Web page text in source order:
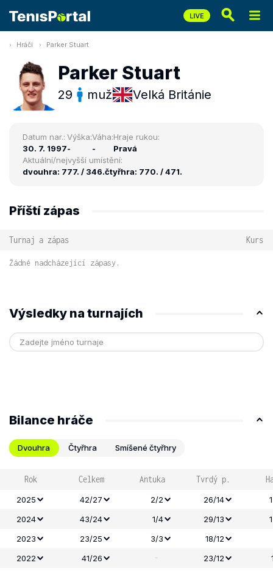
Hráči Parker Stuart
Parker Stuart
29 muž Velká Británie
Datum nar.:
30. 7. 1997
Výška:
-
Váha:
-
Hraje rukou:
Pravá
Aktuální/nejvyšší umístění:
dvouhra: 777. / 346.čtyřhra: 770. / 471.
Příští zápas
Turnaj a zápas Kurs
Žádné nadcházející zápasy.
Výsledky na turnajích
Bilance hráče
Dvouhra Čtyřhra Smíšené čtyřhry
Rok Celkem Antuka Tvrdý p.
2025 42/27 2/2 26/14
2024
43/24 1/4 29/13
2023
23/25 3/3
18/12
2022
41/26 - 23/12